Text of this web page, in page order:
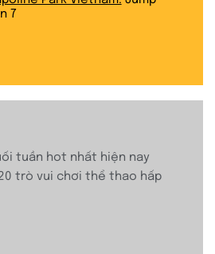
7
tuần hot nhất hiện nay
trò vui chơi thể thao hấp